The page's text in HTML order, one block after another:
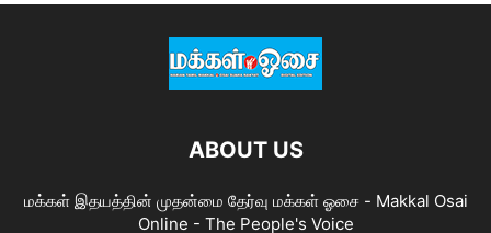
ABOUT US
மக்கள் இதயத்தின் முதன்மை தேர்வு மக்கள் ஓசை - Makkal Osai
Online - The People's Voice